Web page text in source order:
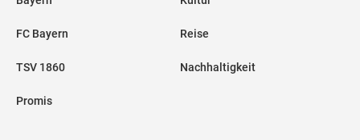
FC Bayern
TSV 1860
Promis
Reise
Nachhaltigkeit